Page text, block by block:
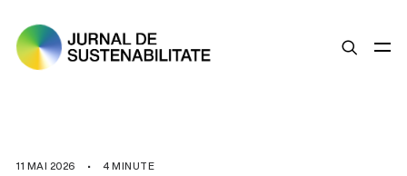
ȘTIRI
11 MAI 2026 • 4 MINUTE